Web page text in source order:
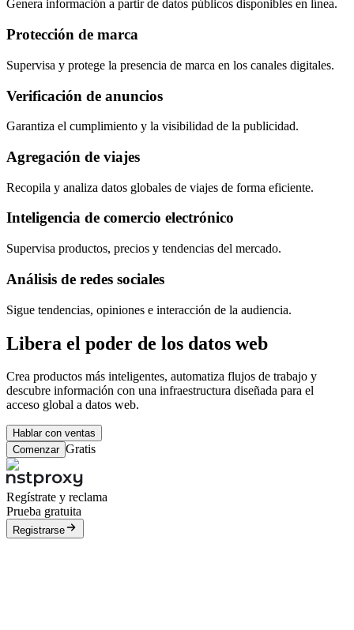
Genera información a partir de datos públicos disponibles en línea.
Protección de marca
Supervisa y protege la presencia de marca en los canales digitales.
Verificación de anuncios
Garantiza el cumplimiento y la visibilidad de la publicidad.
Agregación de viajes
Recopila y analiza datos globales de viajes de forma eficiente.
Inteligencia de comercio electrónico
Supervisa productos, precios y tendencias del mercado.
Análisis de redes sociales
Sigue tendencias, opiniones e interacción de la audiencia.
Libera el poder de los datos web
Crea productos más inteligentes, automatiza flujos de trabajo y
descubre información con una infraestructura diseñada para el
acceso global a datos web.
Hablar con ventas
Comenzar Gratis
Regístrate y reclama
Prueba gratuita
Registrarse